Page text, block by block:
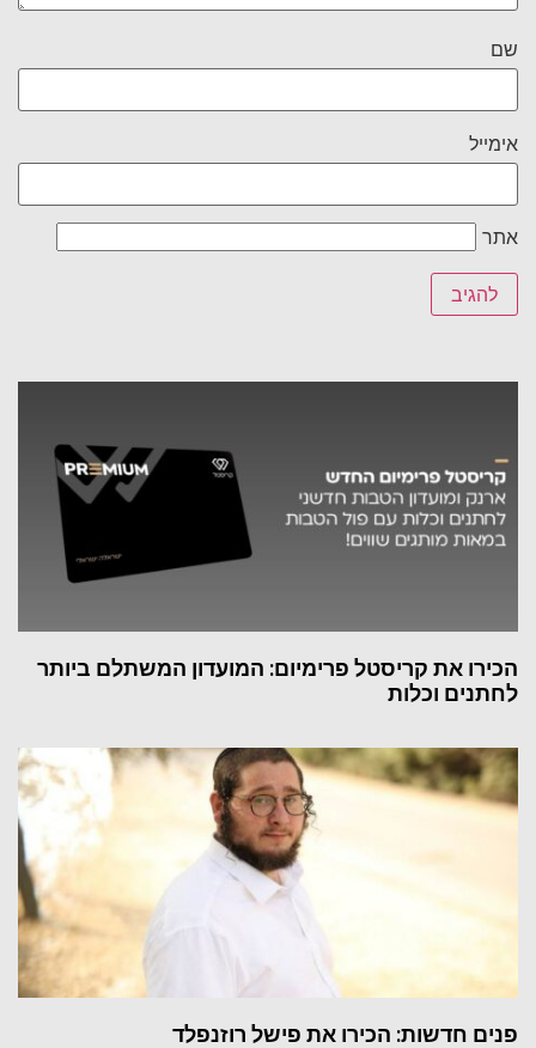
שם
אימייל
אתר
הכירו את קריסטל פרימיום: המועדון המשתלם ביותר
לחתנים וכלות
פנים חדשות: הכירו את פישל רוזנפלד